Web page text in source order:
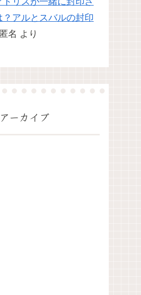
？アルとスバルの封印
匿名 より
アーカイブ